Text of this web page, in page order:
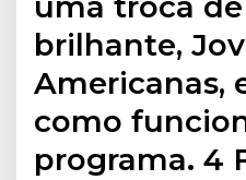
brilhante,
Americanas,
como
programa. 4